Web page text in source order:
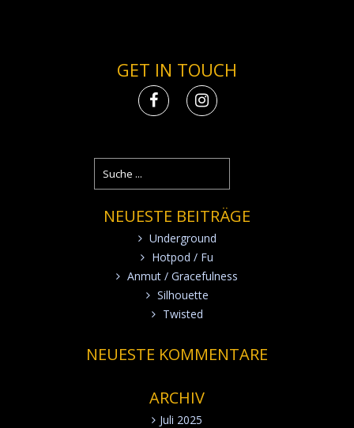
GET IN TOUCH
NEUESTE BEITRÄGE
Underground
Hotpod / Fu
Anmut / Gracefulness
Silhouette
Twisted
NEUESTE KOMMENTARE
ARCHIV
Juli 2025